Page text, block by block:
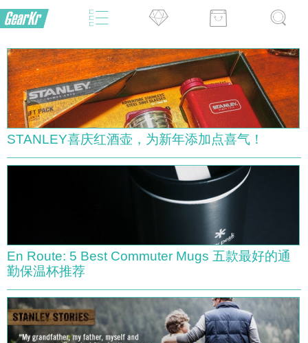
STANLEY喜庆红酒壶，为新年添加点喜气！
En Route: 5 Best Commuter Mugs 五款最好的通
勤保温杯推荐